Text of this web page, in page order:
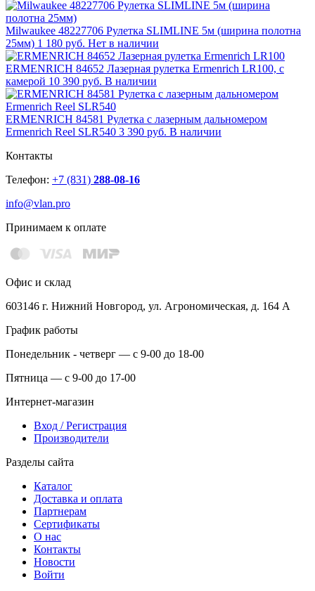
Milwaukee 48227706 Рулетка SLIMLINE 5м (ширина полотна
25мм) 1 180 руб. Нет в наличии
ERMENRICH 84652 Лазерная рулетка Ermenrich LR100, с
камерой 10 390 руб. В наличии
ERMENRICH 84581 Рулетка с лазерным дальномером
Ermenrich Reel SLR540 3 390 руб. В наличии
Контакты
Телефон: +7 (831) 288-08-16
info@vlan.pro
Принимаем к оплате
Офис и склад
603146 г. Нижний Новгород, ул. Агрономическая, д. 164 А
График работы
Понедельник - четверг — с 9-00 до 18-00
Пятница — с 9-00 до 17-00
Интернет-магазин
Вход / Регистрация
Производители
Разделы сайта
Каталог
Доставка и оплата
Партнерам
Сертификаты
О нас
Контакты
Новости
Войти